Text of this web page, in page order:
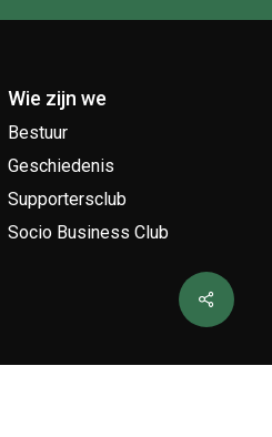
Wie zijn we
Bestuur
Geschiedenis
Supportersclub
Socio Business Club